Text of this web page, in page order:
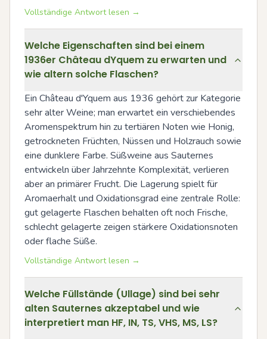
Vollständige Antwort lesen →
Welche Eigenschaften sind bei einem
1936er Château dYquem zu erwarten und
wie altern solche Flaschen?
Ein Château d'Yquem aus 1936 gehört zur Kategorie
sehr alter Weine; man erwartet ein verschiebendes
Aromenspektrum hin zu tertiären Noten wie Honig,
getrockneten Früchten, Nüssen und Holzrauch sowie
eine dunklere Farbe. Süßweine aus Sauternes
entwickeln über Jahrzehnte Komplexität, verlieren
aber an primärer Frucht. Die Lagerung spielt für
Aromaerhalt und Oxidationsgrad eine zentrale Rolle:
gut gelagerte Flaschen behalten oft noch Frische,
schlecht gelagerte zeigen stärkere Oxidationsnoten
oder flache Süße.
Vollständige Antwort lesen →
Welche Füllstände (Ullage) sind bei sehr
alten Sauternes akzeptabel und wie
interpretiert man HF, IN, TS, VHS, MS, LS?